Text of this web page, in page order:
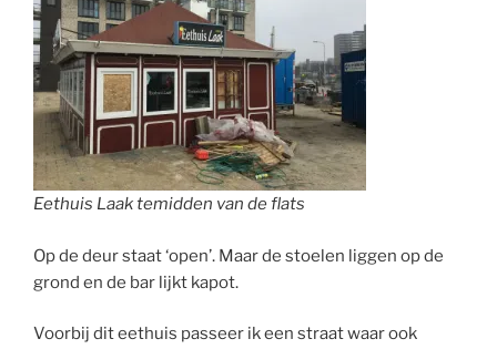
Eethuis Laak temidden van de flats
Op de deur staat ‘open’. Maar de stoelen liggen op de
grond en de bar lijkt kapot.
Voorbij dit eethuis passeer ik een straat waar ook